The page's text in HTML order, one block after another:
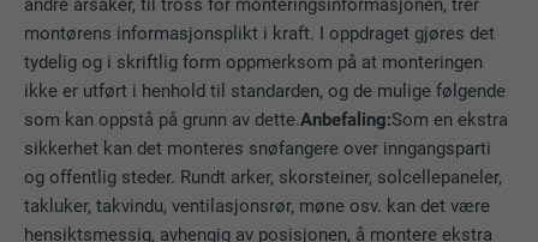
andre årsaker, til tross for monteringsinformasjonen, trer
montørens informasjonsplikt i kraft. I oppdraget gjøres det
tydelig og i skriftlig form oppmerksom på at monteringen
ikke er utført i henhold til standarden, og de mulige følgende
som kan oppstå på grunn av dette.Anbefaling:Som en ekstra
sikkerhet kan det monteres snøfangere over inngangsparti
og offentlig steder. Rundt arker, skorsteiner, solcellepaneler,
takluker, takvindu, ventilasjonsrør, møne osv. kan det være
hensiktsmessig, avhengig av posisjonen, å montere ekstra
NAVN li_sugr
TILBYDER LinkedIn
FORMÅL Informasjonskapsel for nettleser-ID